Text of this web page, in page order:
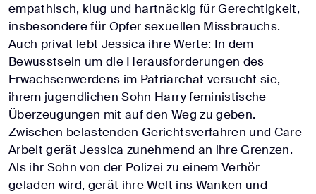
empathisch, klug und hartnäckig für Gerechtigkeit,
insbesondere für Opfer sexuellen Missbrauchs.
Auch privat lebt Jessica ihre Werte: In dem
Bewusstsein um die Herausforderungen des
Erwachsenwerdens im Patriarchat versucht sie,
ihrem jugendlichen Sohn Harry feministische
Überzeugungen mit auf den Weg zu geben.
Zwischen belastenden Gerichtsverfahren und Care-
Arbeit gerät Jessica zunehmend an ihre Grenzen.
Als ihr Sohn von der Polizei zu einem Verhör
geladen wird, gerät ihre Welt ins Wanken und